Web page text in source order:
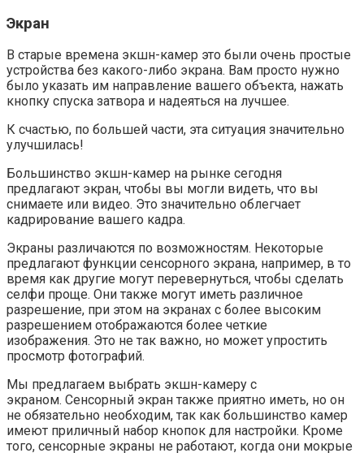
Экран
В старые времена экшн-камер это были очень простые
устройства без какого-либо экрана. Вам просто нужно
было указать им направление вашего объекта, нажать
кнопку спуска затвора и надеяться на лучшее.
К счастью, по большей части, эта ситуация значительно
улучшилась!
Большинство экшн-камер на рынке сегодня
предлагают экран, чтобы вы могли видеть, что вы
снимаете или видео. Это значительно облегчает
кадрирование вашего кадра.
Экраны различаются по возможностям. Некоторые
предлагают функции сенсорного экрана, например, в то
время как другие могут перевернуться, чтобы сделать
селфи проще. Они также могут иметь различное
разрешение, при этом на экранах с более высоким
разрешением отображаются более четкие
изображения. Это не так важно, но может упростить
просмотр фотографий.
Мы предлагаем выбрать экшн-камеру с
экраном. Сенсорный экран также приятно иметь, но он
не обязательно необходим, так как большинство камер
имеют приличный набор кнопок для настройки. Кроме
того, сенсорные экраны не работают, когда они мокрые